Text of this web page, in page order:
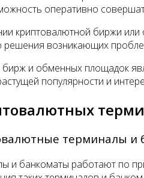
оперативно
криптовалютной биржи
решения возникающих
и обменных площадок
популярности и
терминалы и
и банкоматы работают по